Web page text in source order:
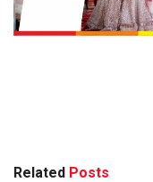
Related Posts